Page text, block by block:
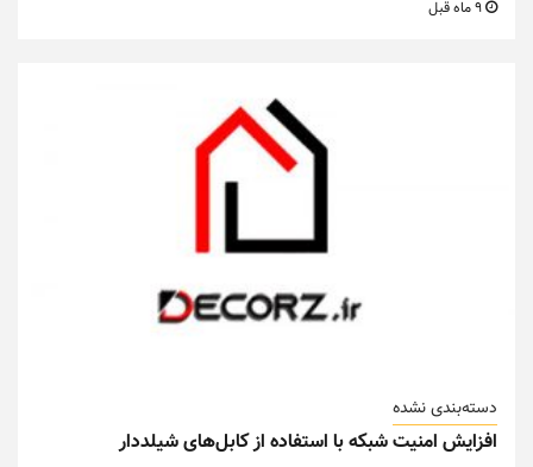
دسته‌بندی نشده
افزایش امنیت شبکه با استفاده از کابل‌های شیلددار